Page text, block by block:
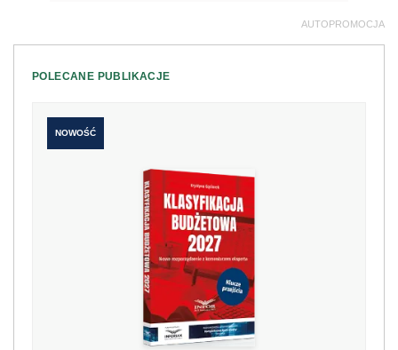
AUTOPROMOCJA
POLECANE PUBLIKACJE
NOWOŚĆ